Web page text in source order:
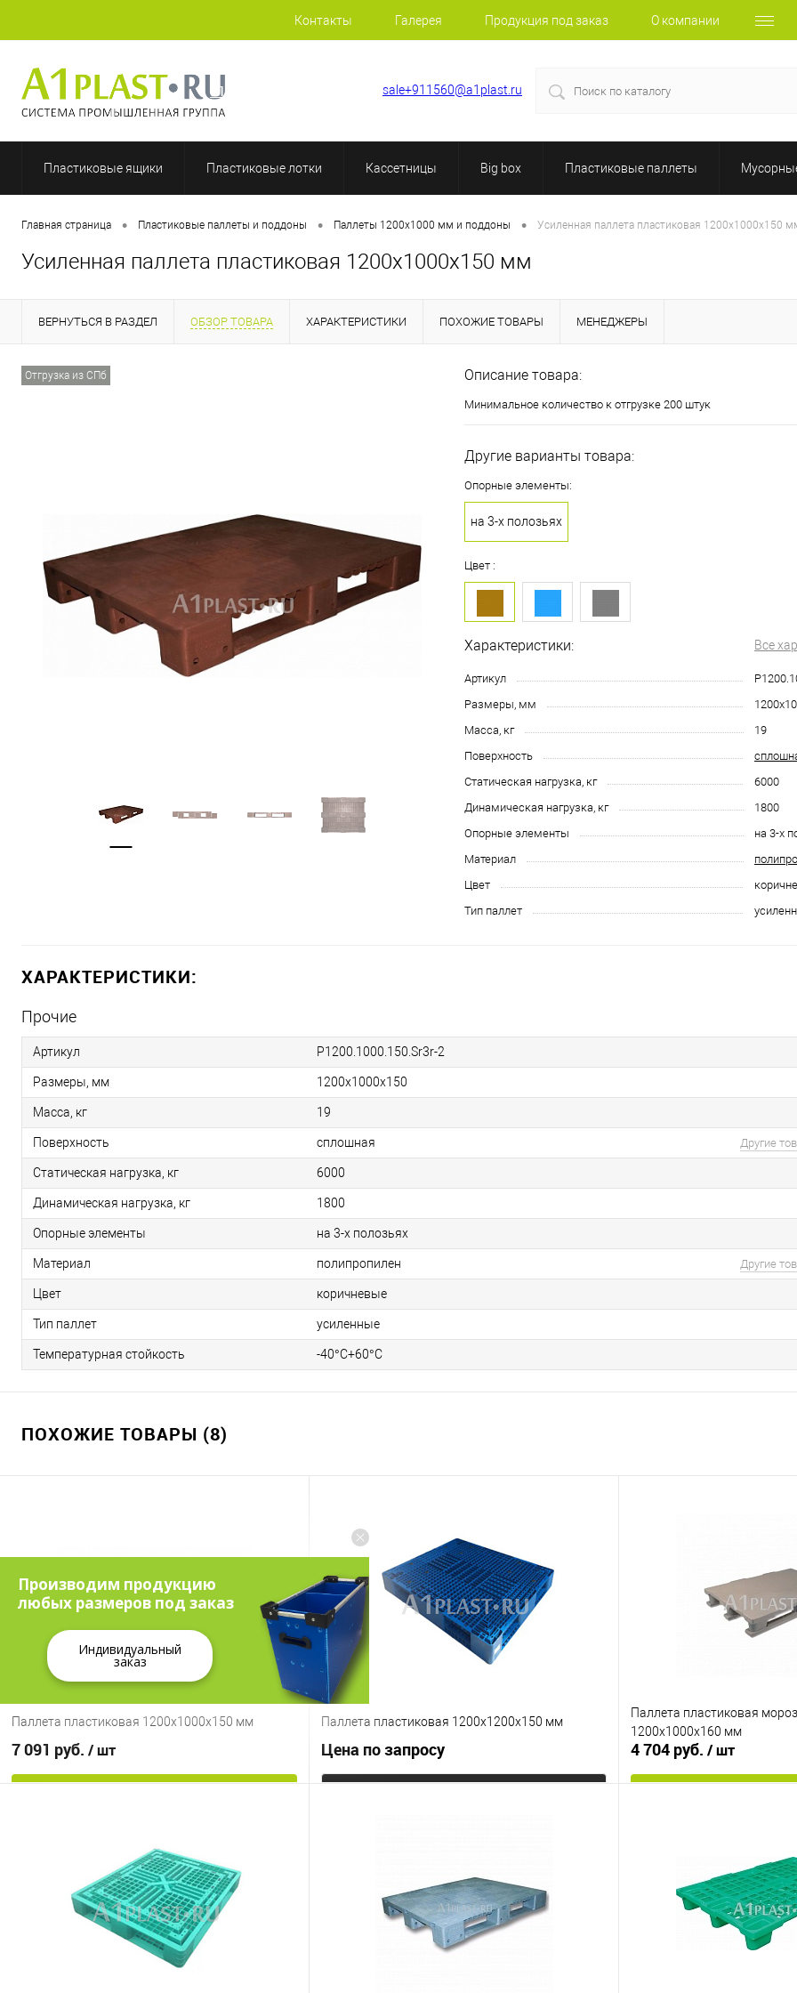
Контакты Галерея Продукция под заказ О компании
+7 (812) 409-36-51 sale+911560@a1plast.ru
Пластиковые ящики Пластиковые лотки Кассетницы Big box Пластиковые паллеты
Главная страница • Пластиковые паллеты и поддоны • Паллеты 1200х1000 мм и поддоны • Усиленная паллета пластиковая 1200х1000х150
Усиленная паллета пластиковая 1200х1000х150 мм
ВЕРНУТЬСЯ В РАЗДЕЛ ОБЗОР ТОВАРА ХАРАКТЕРИСТИКИ ПОХОЖИЕ ТОВАРЫ МЕНЕДЖЕРЫ
Отгрузка из СПб Описание товара:
Минимальное количество к отгрузке 200 штук
Другие варианты товара:
Опорные элементы:
на 3-х полозьях
Цвет :
Характеристики: Все
Артикул
Размеры, мм
Масса, кг
19
Поверхность
Статическая нагрузка, кг
6000
Динамическая нагрузка, кг
1800
Опорные элементы
на 3-х
Материал
Цвет
Тип паллет
ХАРАКТЕРИСТИКИ:
Прочие
Артикул P1200.1000.150.Sr3r-2
Размеры, мм 1200х1000х150
Масса, кг 19
Поверхность сплошная Другие
Статическая нагрузка, кг 6000
Динамическая нагрузка, кг 1800
Опорные элементы на 3-х полозьях
Материал полипропилен Другие
Цвет коричневые
Тип паллет усиленные
Температурная стойкость -40°C+60°C
ПОХОЖИЕ ТОВАРЫ (8)
Паллета пластиковая 1200х1000х150 мм
7 091 руб. / шт
Под заказ
Опорные элементы
Паллета пластиковая 1200х1200х150 мм
Цена по запросу
Под заказ
Паллета пластиковая
1200х1000х160 мм
4 704 руб. / шт
В избранное
Опорные элементы
Производим продукцию
любых размеров под заказ
Индивидуальный
заказ